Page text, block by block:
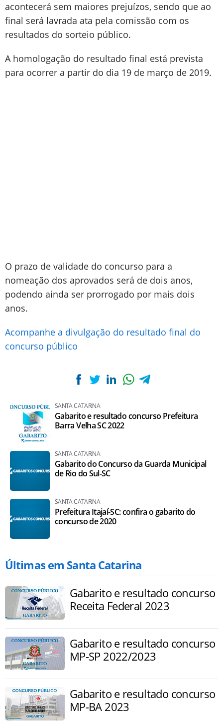
acontecerá sem maiores prejuízos, sendo que ao
final será lavrada ata pela comissão com os
resultados do sorteio público.
A homologação do resultado final está prevista
para ocorrer a partir do dia 19 de março de 2019.
O prazo de validade do concurso para a
nomeação dos aprovados será de dois anos,
podendo ainda ser prorrogado por mais dois
anos.
Acompanhe a divulgação do resultado final do
concurso público
SANTA CATARINA
Gabarito e resultado concurso Prefeitura
Barra Velha SC 2022
SANTA CATARINA
Gabarito do Concurso da Guarda Municipal
de Rio do Sul-SC
SANTA CATARINA
Prefeitura Itajaí-SC: confira o gabarito do
concurso de 2020
Últimas em Santa Catarina
Gabarito e resultado concurso
Receita Federal 2023
Gabarito e resultado concurso
MP-SP 2022/2023
Gabarito e resultado concurso
MP-BA 2023